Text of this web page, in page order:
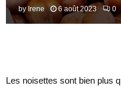
by Irene 6 août 2023 0
Les noisettes sont bien plus